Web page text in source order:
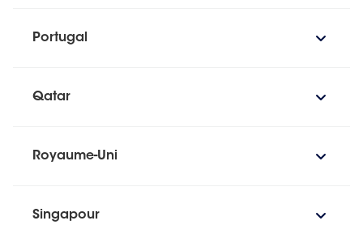
Portugal
Qatar
Royaume-Uni
Singapour